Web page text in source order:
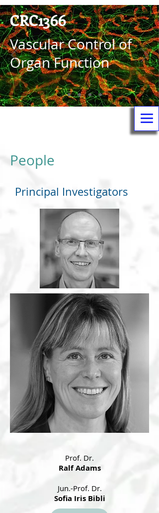
CRC1366
Vas­cular Control of
Organ Function
People
Principal Investigators
Prof. Dr.
Ralf Adams
Jun.-Prof. Dr.
Sofia Iris Bibli